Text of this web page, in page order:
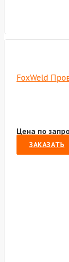
FoxWeld
Цена по
ЗАКАЗАТЬ